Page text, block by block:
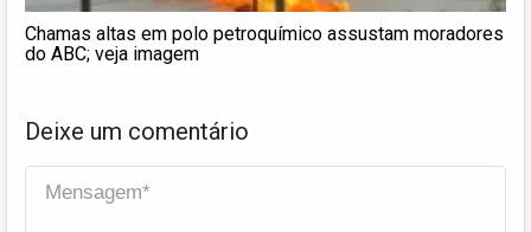
Chamas altas em polo petroquímico assustam moradores
do ABC; veja imagem
Deixe um comentário